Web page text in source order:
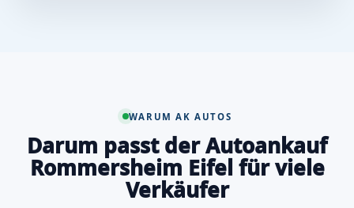
WARUM AK AUTOS
Darum passt der Autoankauf
Rommersheim Eifel für viele
Verkäufer